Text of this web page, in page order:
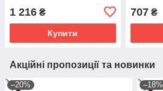
1 216 ₴
Купити
707₴
Акційні пропозиції та новинки
–20% –18%